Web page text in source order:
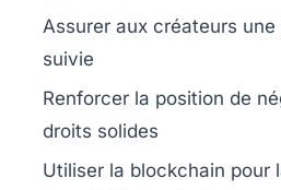
Assurer aux créateurs
suivie
Renforcer la position de
droits solides
Utiliser la blockchain pour